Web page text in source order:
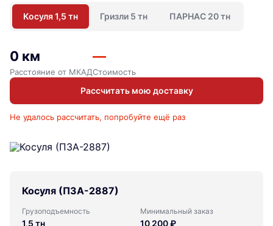
Косуля 1,5 тн Гризли 5 тн ПАРНАС 20 тн
0 км
Расстояние от МКАД
—
Стоимость
Рассчитать мою доставку
Не удалось рассчитать, попробуйте ещё раз
Косуля (ПЗА-2887)
Грузоподъемность
1,5 тн
Минимальный заказ
10 200 ₽